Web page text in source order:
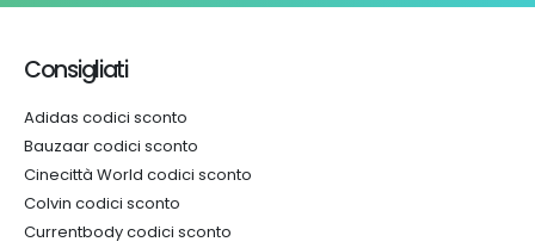
Consigliati
Adidas codici sconto
Bauzaar codici sconto
Cinecittà World codici sconto
Colvin codici sconto
Currentbody codici sconto